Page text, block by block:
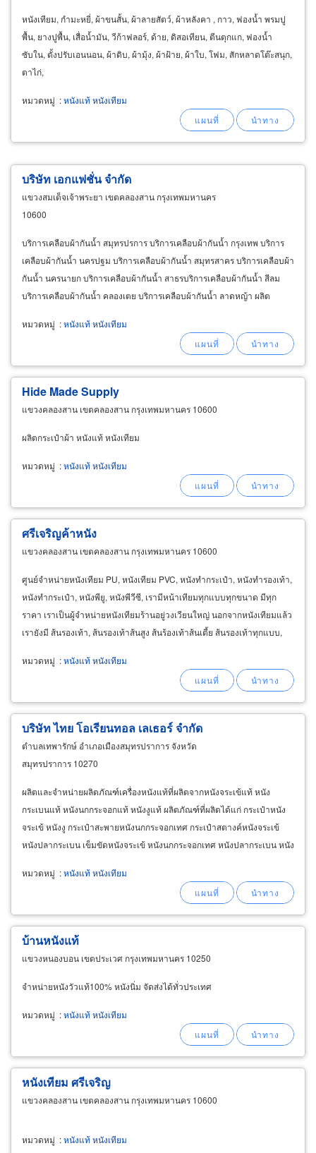
หนังเทียม, กำมะหยี่, ผ้าขนสั้น, ผ้าลายสัตว์, ผ้าหลังคา , กาว, ฟองน้ำ พรมปู
พื้น, ยางปูพื้น, เสื่อน้ำมัน, วีก้าฟลอร์, ด้าย, ดิสอเทียน, ตีนตุกแก, ฟองน้ำ
ซับใน, ตั้งปรับเอนนอน, ผ้าดิบ, ผ้ามุ้ง, ผ้าฝ้าย, ผ้าใบ, โฟม, สักหลาดโต๊ะสนุก,
ตาไก่,
หมวดหมู่ :หนังแท้ หนังเทียม
บริษัท เอกแฟชั่น จำกัด
แขวงสมเด็จเจ้าพระยา เขตคลองสาน กรุงเทพมหานคร
10600
บริการเคลือบผ้ากันน้ำ สมุทรปรการ บริการเคลือบผ้ากันน้ำ กรุงเทพ บริการ
เคลือบผ้ากันน้ำ นครปฐม บริการเคลือบผ้ากันน้ำ สมุทรสาคร บริการเคลือบผ้า
กันน้ำ นครนายก บริการเคลือบผ้ากันน้ำ สาธรบริการเคลือบผ้ากันน้ำ สีลม
บริการเคลือบผ้ากันน้ำ คลองเตย บริการเคลือบผ้ากันน้ำ ลาดหญ้า ผลิต
หมวดหมู่ :หนังแท้ หนังเทียม
Hide Made Supply
แขวงคลองสาน เขตคลองสาน กรุงเทพมหานคร 10600
ผลิตกระเป๋าผ้า หนังแท้ หนังเทียม
หมวดหมู่ :หนังแท้ หนังเทียม
ศรีเจริญค้าหนัง
แขวงคลองสาน เขตคลองสาน กรุงเทพมหานคร 10600
ศูนย์จำหน่ายหนังเทียม PU, หนังเทียม PVC, หนังทำกระเป๋า, หนังทำรองเท้า,
หนังทำกระเป๋า, หนังพียู, หนังพีวีซี, เรามีหน้าเทียมทุกแบบทุกขนาด มีทุก
ราคา เราเป็นผู้จำหน่ายหนังเทียมร้านอยู่วงเวียนใหญ่ นอกจากหนังเทียมแล้ว
เรายังมี ส้นรองเท้า, ส้นรองเท้าส้นสูง ส้นร้องเท้าส้นเตี้ย ส้นรองเท้าทุกแบบ,
หมวดหมู่ :หนังแท้ หนังเทียม
บริษัท ไทย โอเรียนทอล เลเธอร์ จำกัด
ตำบลเทพารักษ์ อำเภอเมืองสมุทรปราการ จังหวัด
สมุทรปราการ 10270
ผลิตและจำหน่ายผลิตภัณฑ์เครื่องหนังแท้ที่ผลิตจากหนังจระเข้แท้ หนัง
กระเบนแท้ หนังนกกระจอกแท้ หนังงูแท้ ผลิตภัณฑ์ที่ผลิตได้แก่ กระเป๋าหนัง
จระเข้ หนังงู กระเป๋าสะพายหนังนกกระจอกเทศ กระเป๋าสตางค์หนังจระเข้
หนังปลากระเบน เข็มขัดหนังจระเข้ หนังนกกระจอกเทศ หนังปลากระเบน หนัง
หมวดหมู่ :หนังแท้ หนังเทียม
บ้านหนังแท้
แขวงหนองบอน เขตประเวศ กรุงเทพมหานคร 10250
จำหน่ายหนังวัวแท้100% หนังนิ่ม จัดส่งได้ทั่วประเทศ
หมวดหมู่ :หนังแท้ หนังเทียม
หนังเทียม ศรีเจริญ
แขวงคลองสาน เขตคลองสาน กรุงเทพมหานคร 10600
หมวดหมู่ :หนังแท้ หนังเทียม